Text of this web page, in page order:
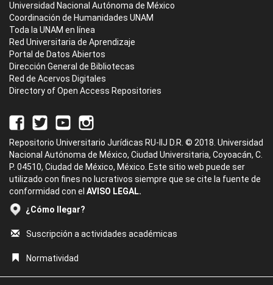
Universidad Nacional Autónoma de México
Coordinación de Humanidades UNAM
Toda la UNAM en línea
Red Universitaria de Aprendizaje
Portal de Datos Abiertos
Dirección General de Bibliotecas
Red de Acervos Digitales
Directory of Open Access Repositories
Repositorio Universitario Jurídicas RU-IIJ D.R. © 2018. Universidad
Nacional Autónoma de México, Ciudad Universitaria, Coyoacán, C.
P. 04510, Ciudad de México, México. Este sitio web puede ser
utilizado con fines no lucrativos siempre que se cite la fuente de
conformidad con el AVISO LEGAL.
¿Cómo llegar?
Suscripción a actividades académicas
Normatividad